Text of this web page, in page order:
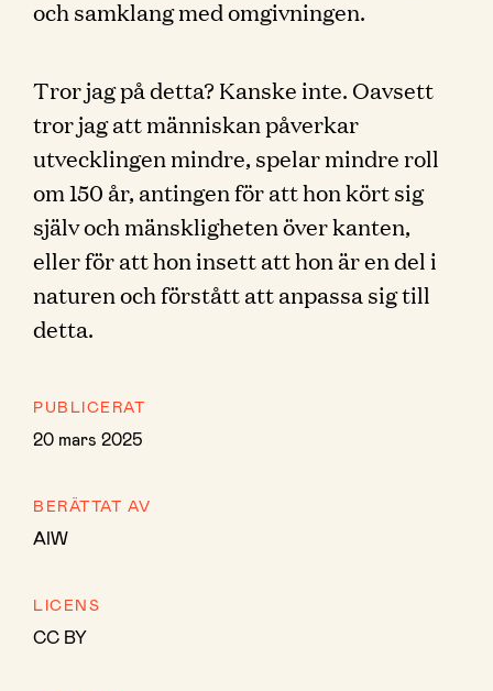
och samklang med omgivningen.
Tror jag på detta? Kanske inte. Oavsett
tror jag att människan påverkar
utvecklingen mindre, spelar mindre roll
om 150 år, antingen för att hon kört sig
själv och mänskligheten över kanten,
eller för att hon insett att hon är en del i
naturen och förstått att anpassa sig till
detta.
PUBLICERAT
20 mars 2025
BERÄTTAT AV
AIW
LICENS
CC BY